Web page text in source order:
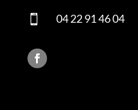
 04 22 91 46 04